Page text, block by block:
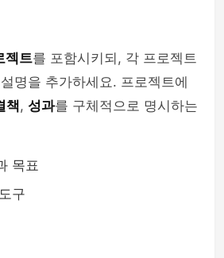
젝트를 포함시키되, 각 프로젝트
명을 추가하세요. 프로젝트에
책, 성과를 구체적으로 명시하는
목표
구